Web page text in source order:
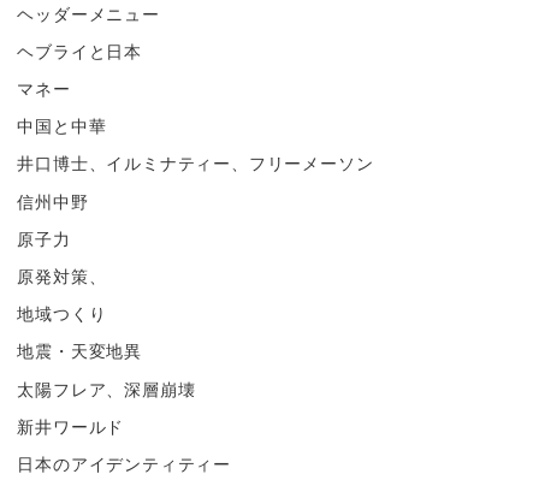
ヘッダーメニュー
ヘブライと日本
マネー
中国と中華
井口博士、イルミナティー、フリーメーソン
信州中野
原子力
原発対策、
地域つくり
地震・天変地異
太陽フレア、深層崩壊
新井ワールド
日本のアイデンティティー